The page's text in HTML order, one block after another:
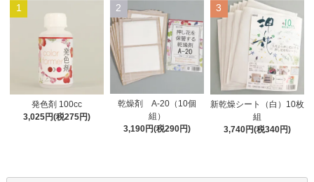
1
発色剤 100cc
3,025円(税275円)
2
乾燥剤 A-20（10個
組）
3,190円(税290円)
3
新乾燥シート（白）10枚
組
3,740円(税340円)